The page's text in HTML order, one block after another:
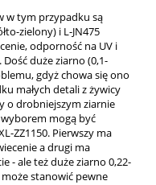
w tym przypadku są
zielony) i L-JN475
odporność na UV i
duże ziarno (0,1-
gdyż chowa się ono
małych detali z żywicy
o drobniejszym ziarnie
wyborem mogą być
ZZ1150. Pierwszy ma
a drugi ma
- ale też duże ziarno 0,22-
stanowić pewne